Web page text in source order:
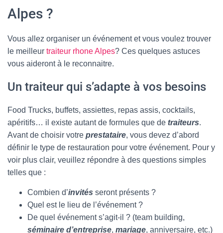
Alpes ?
Vous allez organiser un événement et vous voulez trouver
le meilleur traiteur rhone Alpes? Ces quelques astuces
vous aideront à le reconnaitre.
Un traiteur qui s’adapte à vos besoins
Food Trucks, buffets, assiettes, repas assis, cocktails,
apéritifs… il existe autant de formules que de traiteurs.
Avant de choisir votre prestataire, vous devez d’abord
définir le type de restauration pour votre événement. Pour y
voir plus clair, veuillez répondre à des questions simples
telles que :
Combien d’invités seront présents ?
Quel est le lieu de l’événement ?
De quel événement s’agit-il ? (team building,
séminaire d’entreprise, mariage, anniversaire, etc.)